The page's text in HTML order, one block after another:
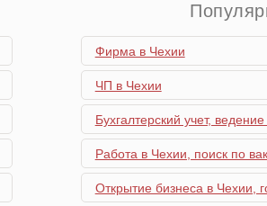
Фирма в Чехии
ЧП в Чехии
Бухгалтерский учет,
Работа в Чехии, поиск по
Открытие бизнеса в Чехии,